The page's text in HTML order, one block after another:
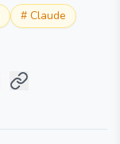
# Claude